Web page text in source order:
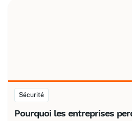
Sécurité
Pourquoi les entreprises